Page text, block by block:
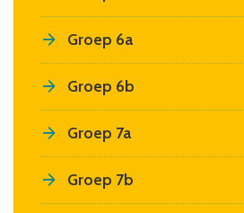
Groep 6a
Groep 6b
Groep 7a
Groep 7b